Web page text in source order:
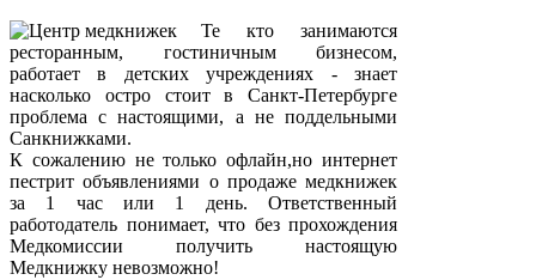
Те кто занимаются
ресторанным, гостиничным бизнесом,
работает в детских учреждениях - знает
насколько остро стоит в Санкт-Петербурге
проблема с настоящими, а не поддельными
Санкнижками.
К сожалению не только офлайн,но интернет
пестрит объявлениями о продаже медкнижек
за 1 час или 1 день. Ответственный
работодатель понимает, что без прохождения
Медкомиссии получить настоящую
Медкнижку невозможно!